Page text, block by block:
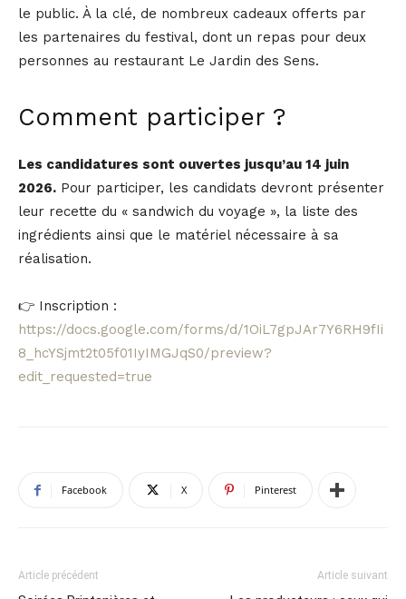
le public. À la clé, de nombreux cadeaux offerts par
les partenaires du festival, dont un repas pour deux
personnes au restaurant Le Jardin des Sens.
Comment participer ?
Les candidatures sont ouvertes jusqu’au 14 juin
2026. Pour participer, les candidats devront présenter
leur recette du « sandwich du voyage », la liste des
ingrédients ainsi que le matériel nécessaire à sa
réalisation.
👉 Inscription :
https://docs.google.com/forms/d/1OiL7gpJAr7Y6RH9fIi
8_hcYSjmt2t05f01IyIMGJqS0/preview?
edit_requested=true
Facebook X Pinterest
Article précédent Article suivant